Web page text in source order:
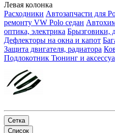
Левая колонка
Расходники Автозапчасти для
ремонту VW Polo седан
оптика, электрика Брызговики,
Дефлекторы на окна и капот
Защита двигателя, радиатора
Подлокотник Тюнинг и
Сетка
Список